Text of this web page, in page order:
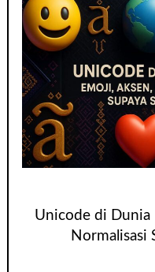
Unicode di Dunia
Normalisasi